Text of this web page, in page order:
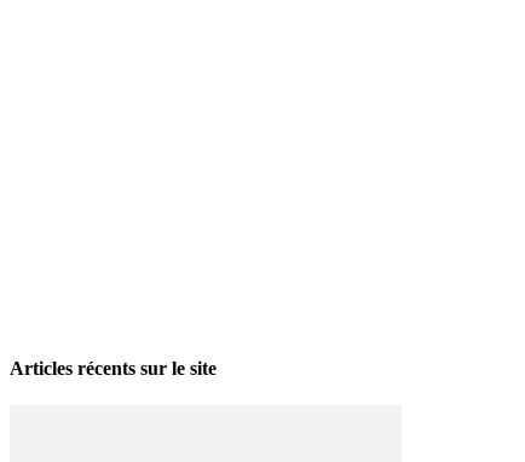
Articles récents sur le site